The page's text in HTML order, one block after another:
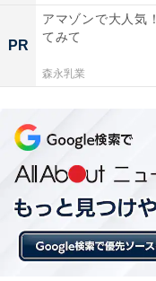
PR
アマゾンで大人気
てみて
森永乳業